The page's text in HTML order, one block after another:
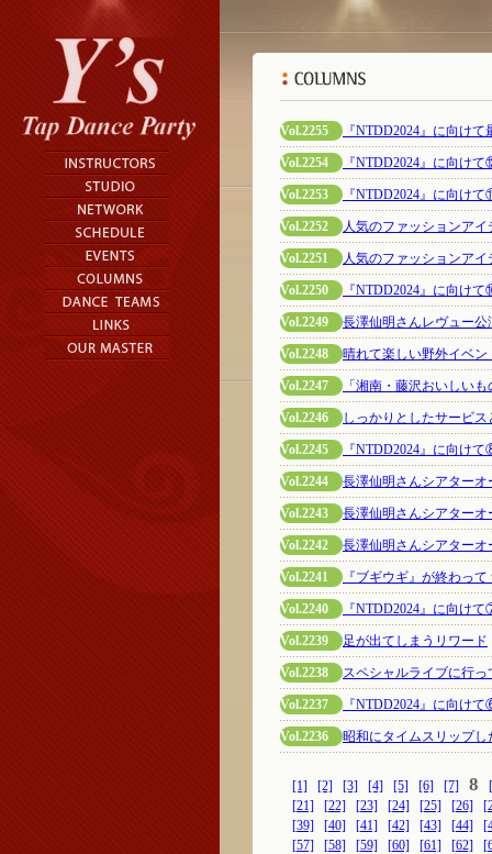
Vol.2255 『NTDD2024』に向け
Vol.2254 『NTDD2024』に向け
Vol.2253 『NTDD2024』に向け
Vol.2252 人気のファッションアイ
Vol.2251 人気のファッションアイ
Vol.2250 『NTDD2024』に向け
Vol.2249 長澤仙明さんレヴュー公
Vol.2248 晴れて楽しい野外イベン
Vol.2247 「湘南・藤沢おいしい
Vol.2246 しっかりとしたサービス
Vol.2245 『NTDD2024』に向け
Vol.2244 長澤仙明さんシアター
Vol.2243 長澤仙明さんシアター
Vol.2242 長澤仙明さんシアター
Vol.2241 『ブギウギ』が終わっ
Vol.2240 『NTDD2024』に向け
Vol.2239 足が出てしまうリワード
Vol.2238 スペシャルライブに行っ
Vol.2237 『NTDD2024』に向け
Vol.2236 昭和にタイムスリップ
[1] [2] [3] [4] [5] [6] [7] 8
[21]
[22] [23] [24] [25] [26]
[39]
[40] [41] [42] [43] [44]
[57]
[58] [59] [60] [61] [62]